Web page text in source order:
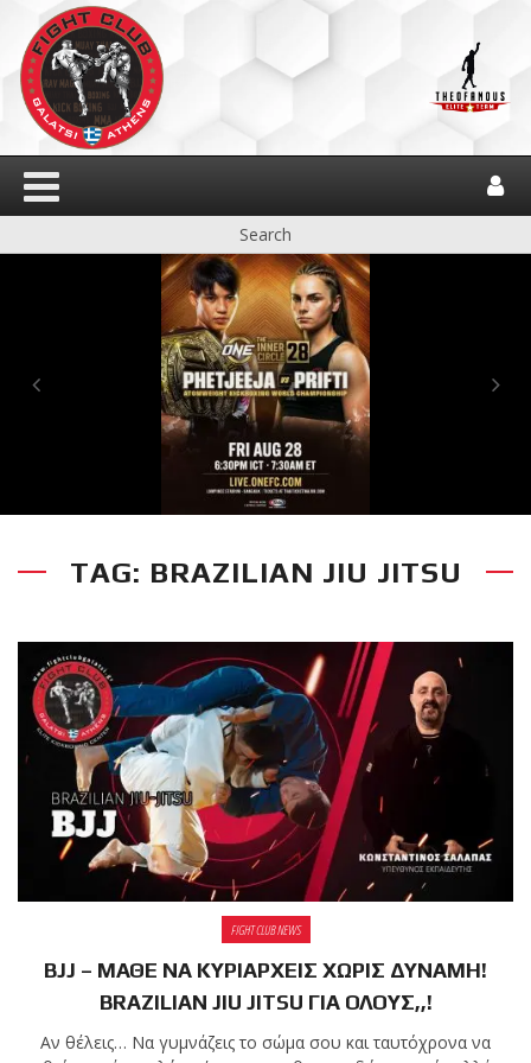
RECENT POSTS
Πρίφτη στο
μεγαλύτερο
και πιο
δύσκολο
αγώνα της καριέρας της,
διεκδικεί τον 6ο
παγκόσμιο τίτλο της
απέναντι στην Phetjeeja
για το ONE Atomweight
Kickboxing World
Νέα
επίσημα T-
TAG: BRAZILIAN JIU JITSU
FIGHT CLUB NEWS
BJJ – ΜΑΘΕ ΝΑ ΚΥΡΙΑΡΧΕΙΣ ΧΩΡΙΣ ΔΥΝΑΜΗ!
BRAZILIAN JIU JITSU ΓΙΑ ΟΛΟΥΣ,,!
Αν θέλεις… Να γυμνάζεις το σώμα σου και ταυτόχρονα να